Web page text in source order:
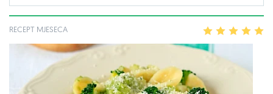
RECEPT MJESECA 2 3 4